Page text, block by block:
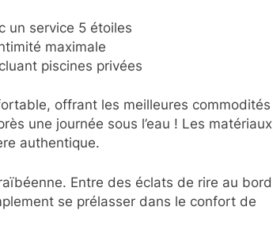
un service 5 étoiles
maximale
piscines privées
offrant les meilleures commodités
une journée sous l’eau ! Les matériaux
authentique.
Entre des éclats de rire au bord
se prélasser dans le confort de